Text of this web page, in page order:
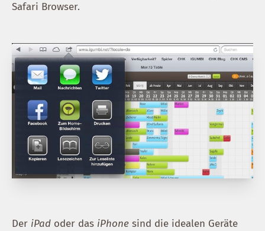
Safari Browser.
Der iPad oder das iPhone sind die idealen Geräte